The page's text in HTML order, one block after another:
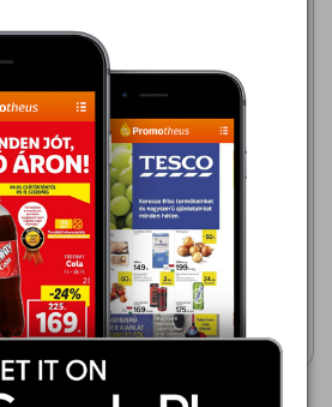
INTERSPAR
2026.08.13 - 08.19
899,00 Ft
VARTA Longlife Power elem
Akciós újság
megtekintése